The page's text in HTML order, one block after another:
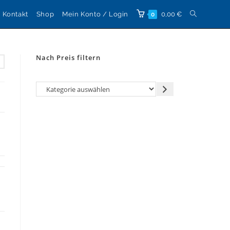
Kontakt Shop Mein Konto / Login 0 0,00 € Website-
Nach Preis filtern
Kategorie